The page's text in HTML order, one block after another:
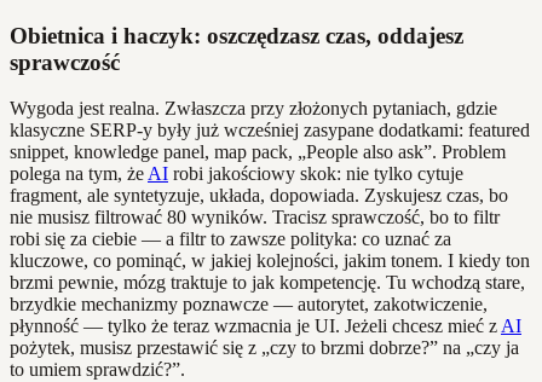
Obietnica i haczyk: oszczędzasz czas, oddajesz
sprawczość
Wygoda jest realna. Zwłaszcza przy złożonych pytaniach, gdzie
klasyczne SERP-y były już wcześniej zasypane dodatkami: featured
snippet, knowledge panel, map pack, „People also ask”. Problem
polega na tym, że AI robi jakościowy skok: nie tylko cytuje
fragment, ale syntetyzuje, układa, dopowiada. Zyskujesz czas, bo
nie musisz filtrować 80 wyników. Tracisz sprawczość, bo to filtr
robi się za ciebie — a filtr to zawsze polityka: co uznać za
kluczowe, co pominąć, w jakiej kolejności, jakim tonem. I kiedy ton
brzmi pewnie, mózg traktuje to jak kompetencję. Tu wchodzą stare,
brzydkie mechanizmy poznawcze — autorytet, zakotwiczenie,
płynność — tylko że teraz wzmacnia je UI. Jeżeli chcesz mieć z AI
pożytek, musisz przestawić się z „czy to brzmi dobrze?” na „czy ja
to umiem sprawdzić?”.